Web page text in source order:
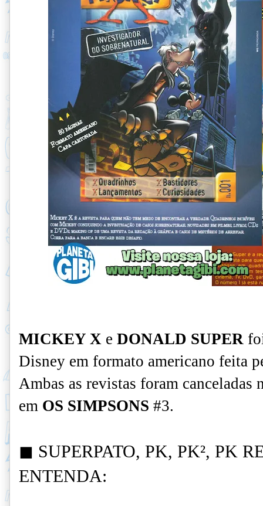
MICKEY X e DONALD SUPER
Disney em formato americano feita
Ambas as revistas foram
em OS SIMPSONS #3.
◼ SUPERPATO, PK, PK², PK
ENTENDA: